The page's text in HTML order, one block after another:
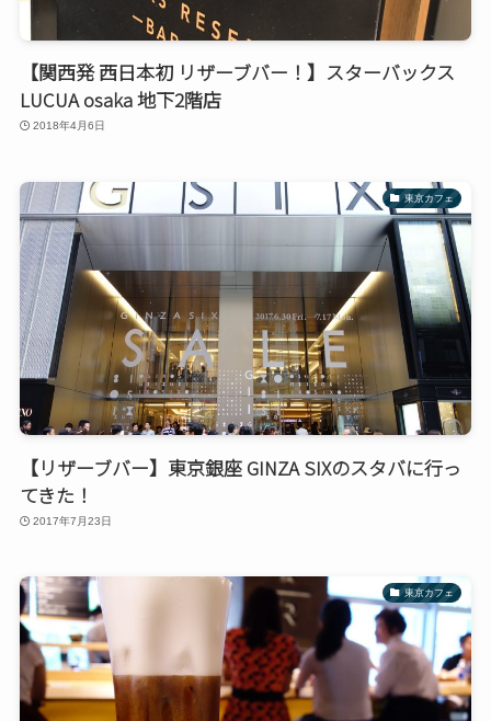
【関西発 西日本初 リザーブバー！】スターバックス
LUCUA osaka 地下2階店
2018年4月6日
東京カフェ
【リザーブバー】東京銀座 GINZA SIXのスタバに行っ
てきた！
2017年7月23日
東京カフェ